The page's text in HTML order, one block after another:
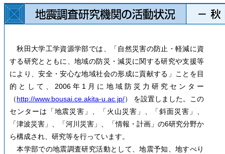
秋田大学工学資源学部では、「自然災害の防止・軽減に資
する研究とともに、地域の防災・減災に関する研究や支援等
により、安全・安心な地域社会の形成に貢献する」ことを目
的として、2006年1月に地域防災力研究センター
（http://www.bousai.ce.akita-u.ac.jp/） を設置しました。この
センターは「地震災害」、「火山災害」、「斜面災害」、
「津波災害」、「河川災害」、「情報・計画」の6研究分野か
ら構成され、研究等を行っています。
本学部での地震調査研究活動として、地震予知、地すべり